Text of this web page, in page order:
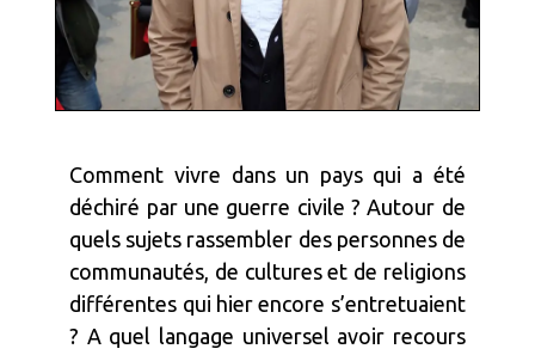
Comment vivre dans un pays qui a été
déchiré par une guerre civile ? Autour de
quels sujets rassembler des personnes de
communautés, de cultures et de religions
différentes qui hier encore s’entretuaient
? A quel langage universel avoir recours